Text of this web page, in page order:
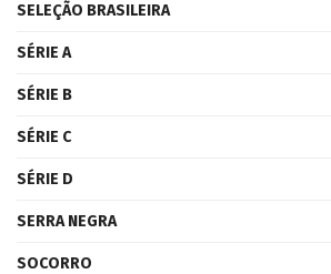
SELEÇÃO BRASILEIRA
SÉRIE A
SÉRIE B
SÉRIE C
SÉRIE D
SERRA NEGRA
SOCORRO